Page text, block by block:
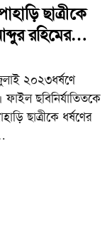
ছাত্রীকে
রহিমের…
২০২৩ধর্ষণে
ছবিনির্যাতিতকে
ছাত্রীকে ধর্ষণের